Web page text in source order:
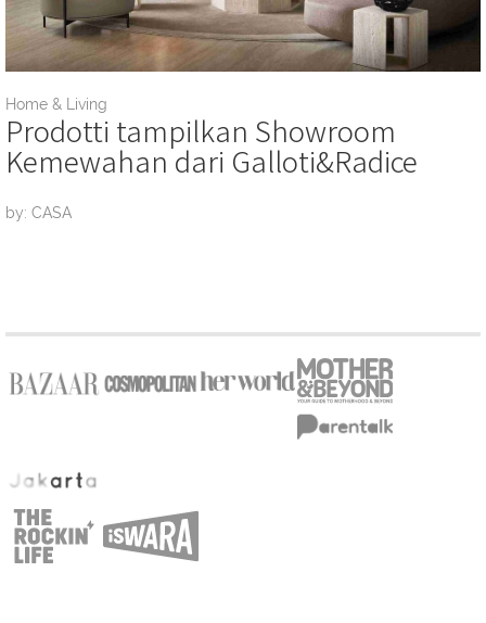
Home & Living
Prodotti tampilkan Showroom
Kemewahan dari Galloti&Radice
by: CASA